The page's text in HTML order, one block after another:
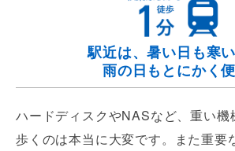
駅近は、暑い日も寒
雨の日もとにかく
ハードディスクやNASなど、重い機
歩くのは本当に大変です。また重要